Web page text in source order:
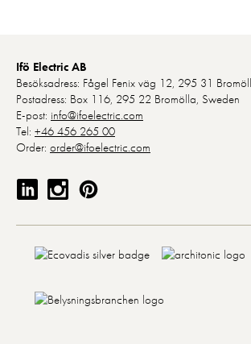
Ifö Electric AB
Besöksadress: Fågel Fenix väg 12, 295 31
Postadress: Box 116, 295 22 Bromölla, Sweden
E-post: info@ifoelectric.com
Tel: +46 456 265 00
Order: order@ifoelectric.com